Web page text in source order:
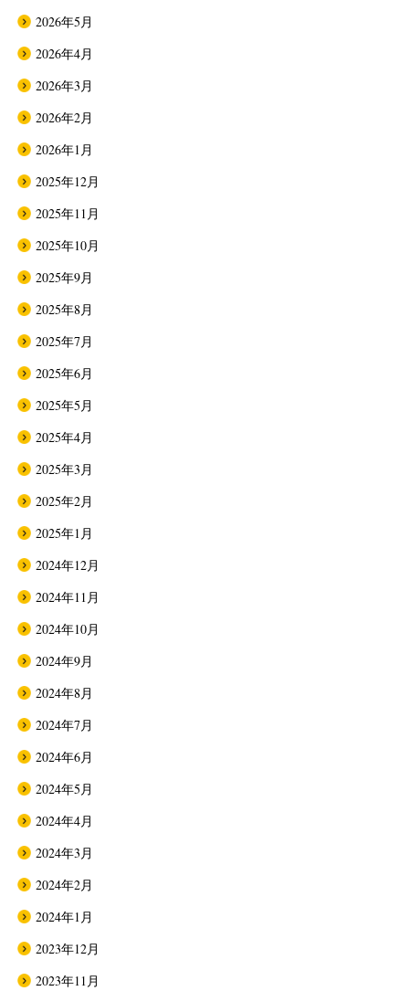
2026年5月
2026年4月
2026年3月
2026年2月
2026年1月
2025年12月
2025年11月
2025年10月
2025年9月
2025年8月
2025年7月
2025年6月
2025年5月
2025年4月
2025年3月
2025年2月
2025年1月
2024年12月
2024年11月
2024年10月
2024年9月
2024年8月
2024年7月
2024年6月
2024年5月
2024年4月
2024年3月
2024年2月
2024年1月
2023年12月
2023年11月